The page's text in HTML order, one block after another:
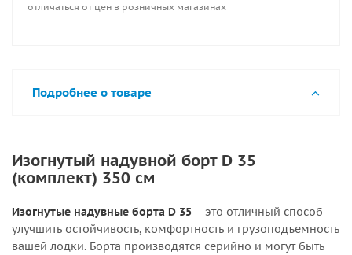
отличаться от цен в розничных магазинах
Подробнее о товаре
Изогнутый надувной борт D 35
(комплект) 350 см
Изогнутые надувные борта D 35 – это отличный способ
улучшить остойчивость, комфортность и грузоподъемность
вашей лодки. Борта производятся серийно и могут быть